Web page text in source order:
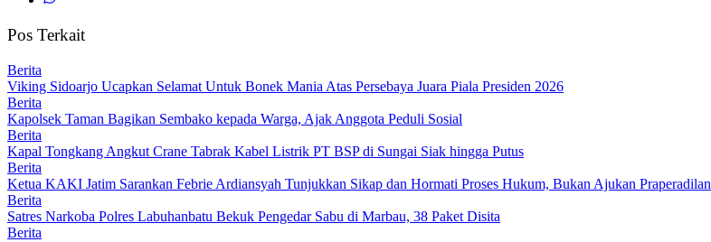
Pos Terkait
Berita
Viking Sidoarjo Ucapkan Selamat Untuk Bonek Mania Atas Persebaya Juara Piala Presiden 2026
Berita
Kapolsek Taman Bagikan Sembako kepada Warga, Ajak Anggota Peduli Sosial
Berita
Kapal Tongkang Angkut Crane Tabrak Kabel Listrik PT BSP di Sungai Siak hingga Putus
Berita
Ketua KAKI Jatim Sarankan Febrie Ardiansyah Tunjukkan Sikap dan Hormati Proses Hukum, Bukan Ajukan Praperadilan
Berita
Satres Narkoba Polres Labuhanbatu Bekuk Pengedar Sabu di Marbau, 38 Paket Disita
Berita